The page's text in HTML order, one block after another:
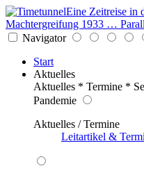
Eine Zeitreise in
Machtergreifung 1933 …
Navigator
Start
Aktuelles
Aktuelles * Termine *
Pandemie
Aktuelles / Termine
Leitartikel &